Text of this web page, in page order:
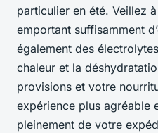
particulier en été. Veillez
emportant suffisamment
également des
chaleur et la
provisions et votre
expérience plus agréable
pleinement de votre